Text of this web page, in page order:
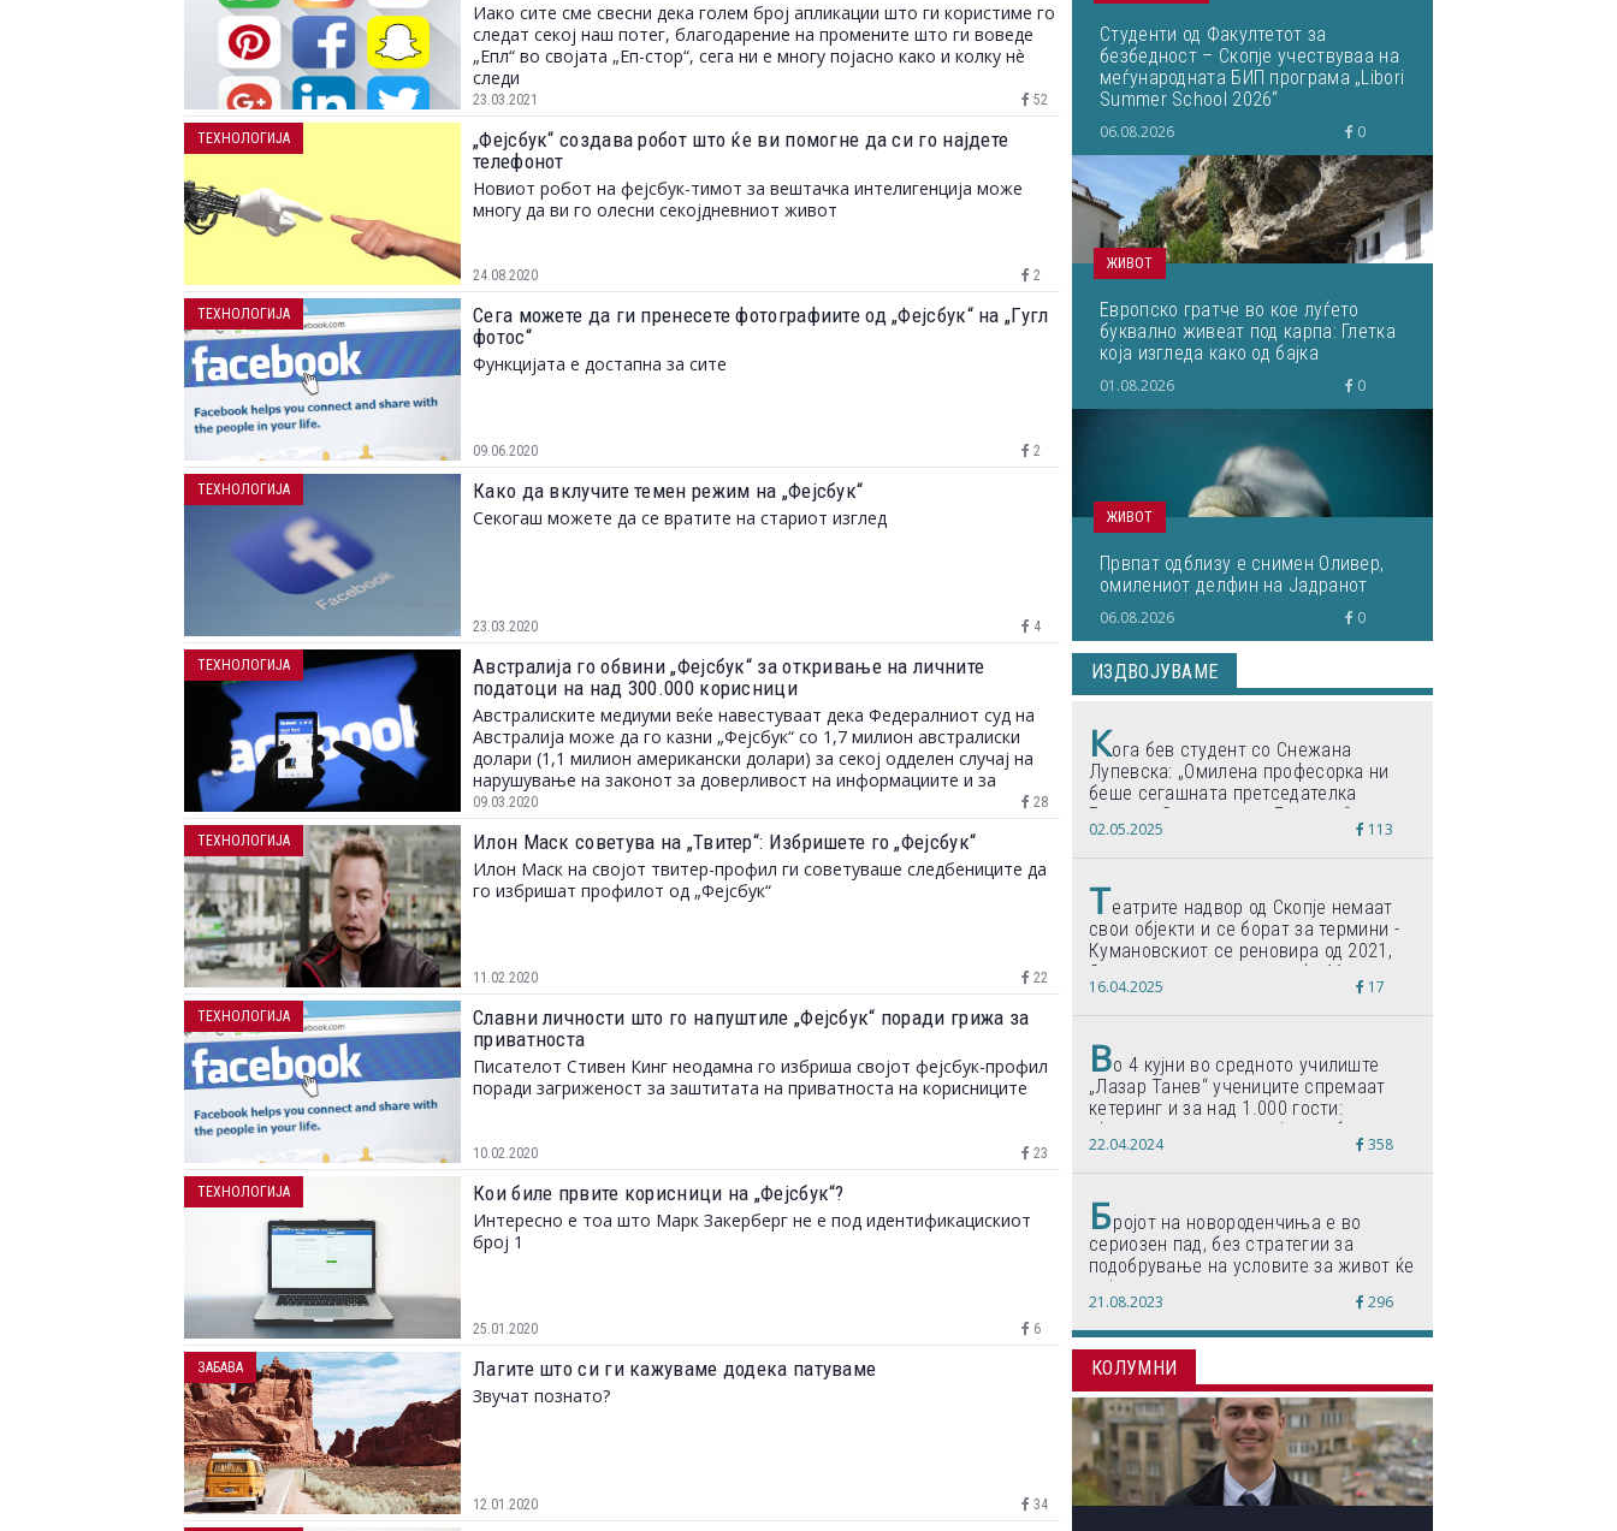
Иако сите сме свесни дека голем број апликации што ги користиме го
следат секој наш потег, благодарение на промените што ги воведе
„Епл“ во својата „Еп-стор“, сега ни е многу појасно како и колку нè
следи
23.03.2021 52
„Фејсбук“ создава робот што ќе ви помогне да си го најдете
телефонот
Новиот робот на фејсбук-тимот за вештачка интелигенција може
многу да ви го олесни секојдневниот живот
24.08.2020 2
ТЕХНОЛОГИЈА
Сега можете да ги пренесете фотографиите од „Фејсбук“ на „Гугл
фотос“
Функцијата е достапна за сите
09.06.2020 2
ТЕХНОЛОГИЈА
Како да вклучите темен режим на „Фејсбук“
Секогаш можете да се вратите на стариот изглед
23.03.2020 4
ТЕХНОЛОГИЈА
Австралија го обвини „Фејсбук“ за откривање на личните
податоци на над 300.000 корисници
Австралиските медиуми веќе навестуваат дека Федералниот суд на
Австралија може да го казни „Фејсбук“ со 1,7 милион австралиски
долари (1,1 милион американски долари) за секој одделен случај на
нарушување на законот за доверливост на информациите и за
заштитата на личните податоци
09.03.2020 28
ТЕХНОЛОГИЈА
Илон Маск советува на „Твитер“: Избришете го „Фејсбук“
Илон Маск на својот твитер-профил ги советуваше следбениците да
го избришат профилот од „Фејсбук“
11.02.2020 22
ТЕХНОЛОГИЈА
Славни личности што го напуштиле „Фејсбук“ поради грижа за
приватноста
Писателот Стивен Кинг неодамна го избриша својот фејсбук-профил
поради загриженост за заштитата на приватноста на корисниците
10.02.2020 23
ТЕХНОЛОГИЈА
Кои биле првите корисници на „Фејсбук“?
Интересно е тоа што Марк Закерберг не е под идентификацискиот
број 1
25.01.2020 6
ТЕХНОЛОГИЈА
Лагите што си ги кажуваме додека патуваме
Звучат познато?
12.01.2020 34
ЗАБАВА
Студенти од Факултетот за
безбедност – Скопје учествуваа на
меѓународната БИП програма „Libori
Summer School 2026“
06.08.2026 0
ЖИВОТ
Европско гратче во кое луѓето
буквално живеат под карпа: Глетка
која изгледа како од бајка
01.08.2026 0
ЖИВОТ
Првпат одблизу е снимен Оливер,
омилениот делфин на Јадранот
06.08.2026 0
ИЗДВОЈУВАМЕ
Кога бев студент со Снежана
Лупевска: „Омилена професорка ни
беше сегашната претседателка
Гордана Сиљановска-Давкова“
02.05.2025 113
Театрите надвор од Скопје немаат
свои објекти и се борат за термини -
Кумановскиот се реновира од 2021,
Струмичкиот се гради веќе 11 години
16.04.2025 17
Во 4 кујни во средното училиште
„Лазар Танев“ учениците спремаат
кетеринг и за над 1.000 гости:
„Формиравме компанија и работиме
по светски стандарди“
22.04.2024 358
Бројот на новороденчиња е во
сериозен пад, без стратегии за
подобрување на условите за живот ќе
дојде до затворање на училишта,
предупредуваат експертите
21.08.2023 296
КОЛУМНИ